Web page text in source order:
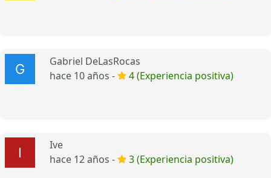
Gabriel DeLasRocas
hace 10 años -
4 (Experiencia positiva)
Ive
hace 12 años -
3 (Experiencia positiva)